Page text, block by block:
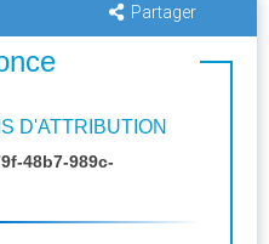
Partager
D'ATTRIBUTION
48b7-989c-